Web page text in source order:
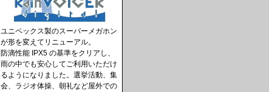
ユニペックス製のスーパーメガホン
が形を変えてリニューアル。
防滴性能 IPX5 の基準をクリアし、
雨の中でも安心してご利用いただけ
るようになりました。選挙活動、集
会、ラジオ体操、朝礼など屋外での